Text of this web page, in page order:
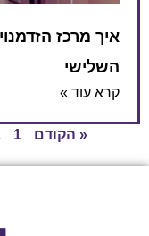
איך מרכז
השלישי
קרא עוד »
« הקודם 1